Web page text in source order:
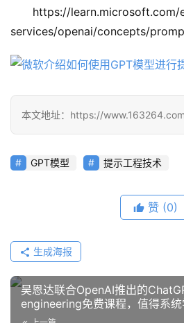
教
模
框
告
https://
services/openai/concepts/
本文地址：https://
GPT模型 提示工程技术
赞 (0)
生成海报
吴恩达联合OpenAI推出的
engineering免费课程，值得系统